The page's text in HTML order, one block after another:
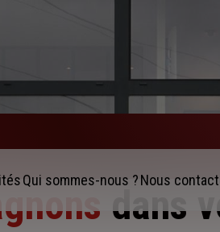
Qui sommes-nous ?Nous
dans